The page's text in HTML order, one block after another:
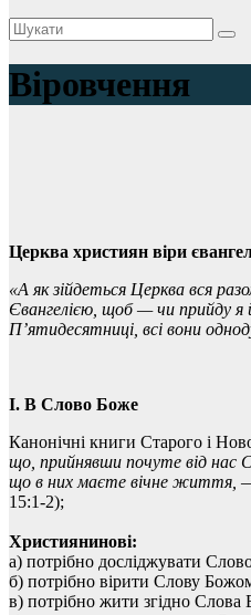
Віровчення
Церква християн віри
«А як зійдеться Церква вся
Євангелією, щоб — чи прийду я
П’ятидесятниці, всі вони
І. В Слово Боже
Канонічні книги Старого і
що, прийнявши почуте від нас
що в них маєте вічне життя,
15:1-2);
Християнинові:
а) потрібно досліджувати
б) потрібно вірити Слову
в) потрібно жити згідно Слова